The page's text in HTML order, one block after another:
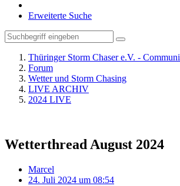
Erweiterte Suche
Thüringer Storm Chaser e.V. -
Forum
Wetter und Storm Chasing
LIVE ARCHIV
2024 LIVE
Wetterthread August 2024
Marcel
24. Juli 2024 um 08:54